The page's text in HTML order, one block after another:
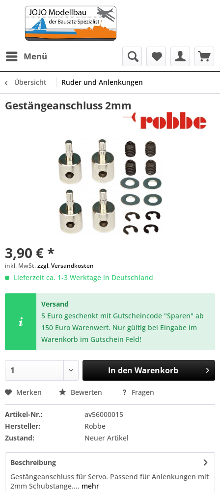
Menü
Übersicht Ruder und Anlenkungen
Gestängeanschluss 2mm
3,90 € *
inkl. MwSt.zzgl. Versandkosten
Lieferzeit ca. 1-3 Werktage in Deutschland
Versand
5 Euro geschenkt mit Gutscheincode "Sparen" ab
150 Euro Warenwert. Nur gültig bei Eingabe im
Warenkorb im Gutschein Feld!
In den Warenkorb
Merken Bewerten Fragen
Artikel-Nr.:
av56000015
Hersteller:
Robbe
Zustand:
Neuer Artikel
Beschreibung
Gestängeanschluss für Servo. Passend für Anlenkungen mit
2mm Schubstange.... mehr